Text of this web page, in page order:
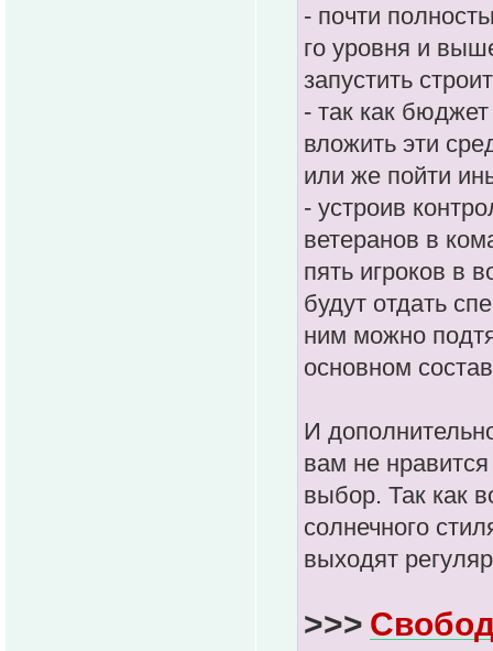
- почти
го уровня и
запустить
- так как
вложить эти
или же пойти
- устроив
ветеранов в
пять игроков в
будут отдать
ним можно
основном
И
вам не
выбор. Так как
солнечного
выходят
>>>